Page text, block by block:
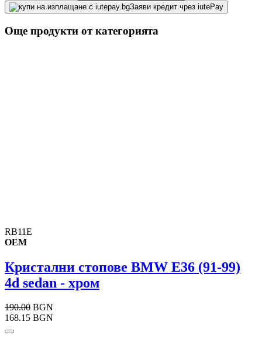
Заяви кредит чрез iutePay
Още продукти от категорията
RB11E
OEM
Кристални стопове BMW E36 (91-99)
4d sedan - хром
190.00 BGN
168.15 BGN